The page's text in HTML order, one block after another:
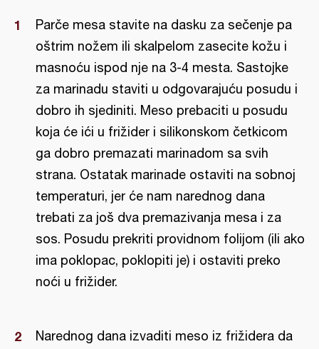
Parče mesa stavite na dasku za sečenje pa
oštrim nožem ili skalpelom zasecite kožu i
masnoću ispod nje na 3-4 mesta. Sastojke
za marinadu staviti u odgovarajuću posudu i
dobro ih sjediniti. Meso prebaciti u posudu
koja će ići u frižider i silikonskom četkicom
ga dobro premazati marinadom sa svih
strana. Ostatak marinade ostaviti na sobnoj
temperaturi, jer će nam narednog dana
trebati za još dva premazivanja mesa i za
sos. Posudu prekriti providnom folijom (ili ako
ima poklopac, poklopiti je) i ostaviti preko
noći u frižider.
Narednog dana izvaditi meso iz frižidera da